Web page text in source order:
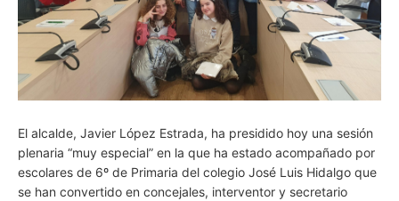
El alcalde, Javier López Estrada, ha presidido hoy una sesión
plenaria “muy especial” en la que ha estado acompañado por
escolares de 6º de Primaria del colegio José Luis Hidalgo que
se han convertido en concejales, interventor y secretario